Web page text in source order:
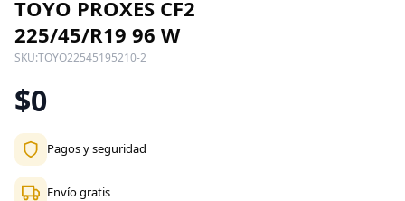
TOYO PROXES CF2
225/45/R19 96 W
SKU:TOYO22545195210-2
$0
Pagos y seguridad
Envío gratis